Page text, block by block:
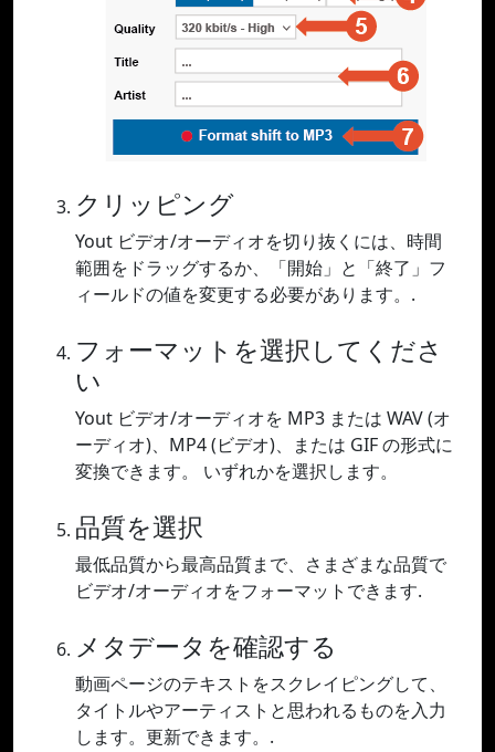
クリッピング
Yout ビデオ/オーディオを切り抜くには、時間
範囲をドラッグするか、「開始」と「終了」フ
ィールドの値を変更する必要があります。.
フォーマットを選択してくださ
い
Yout ビデオ/オーディオを MP3 または WAV (オ
ーディオ)、MP4 (ビデオ)、または GIF の形式に
変換できます。 いずれかを選択します。
品質を選択
最低品質から最高品質まで、さまざまな品質で
ビデオ/オーディオをフォーマットできます.
メタデータを確認する
動画ページのテキストをスクレイピングして、
タイトルやアーティストと思われるものを入力
します。更新できます。.